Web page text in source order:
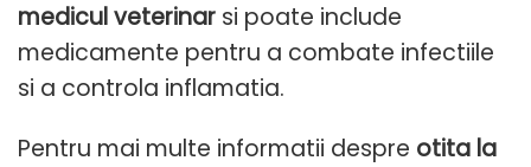
medicul veterinar si poate include
medicamente pentru a combate infectiile
si a controla inflamatia.
Pentru mai multe informatii despre otita la